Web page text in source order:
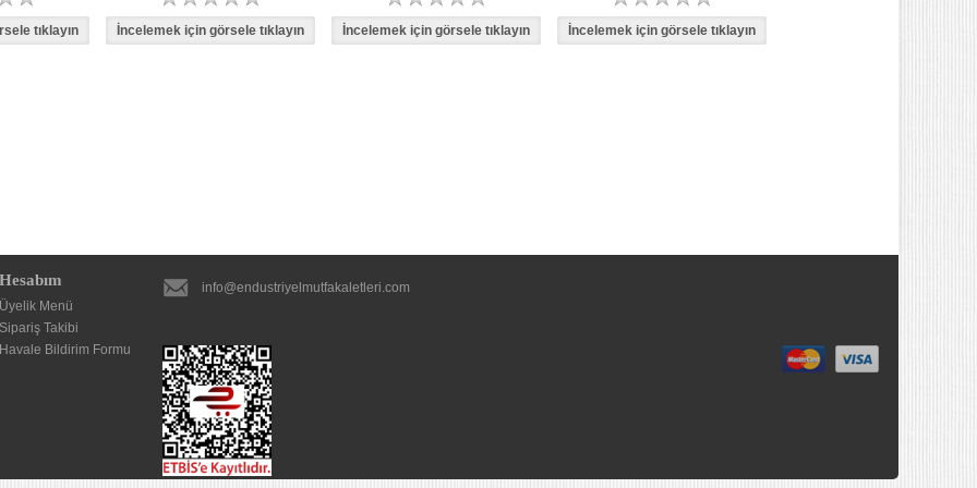
Hesabım
Üyelik Menü
Sipariş Takibi
Havale Bildirim Formu
info@endustriyelmutfakaletleri.com